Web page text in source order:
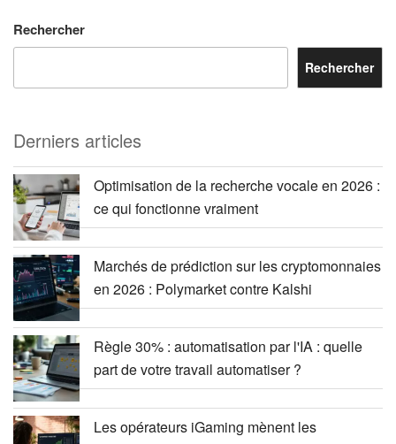
Rechercher
Rechercher
Derniers articles
Optimisation de la recherche vocale en 2026 :
ce qui fonctionne vraiment
Marchés de prédiction sur les cryptomonnaies
en 2026 : Polymarket contre Kalshi
Règle 30% : automatisation par l'IA : quelle
part de votre travail automatiser ?
Les opérateurs iGaming mènent les